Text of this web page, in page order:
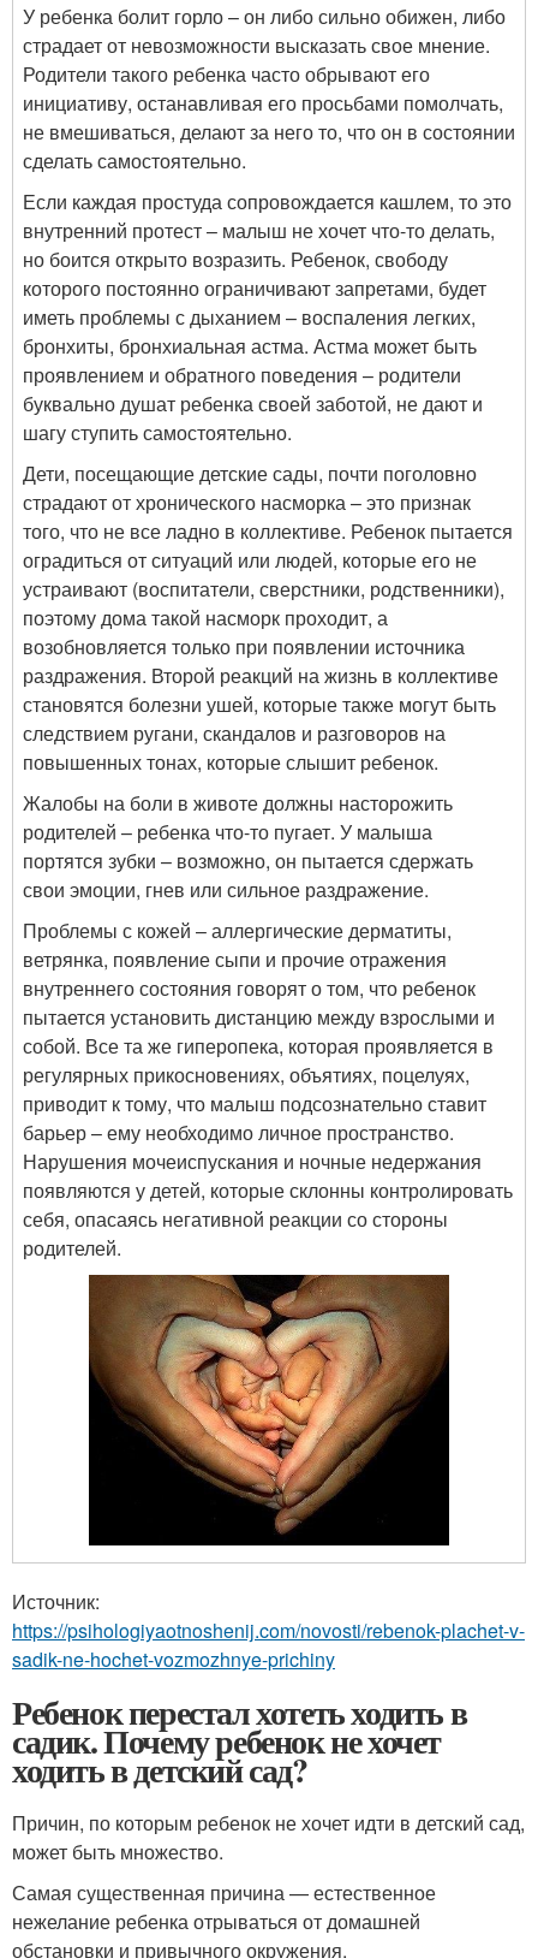
У ребенка болит горло – он либо сильно обижен, либо
страдает от невозможности высказать свое мнение.
Родители такого ребенка часто обрывают его
инициативу, останавливая его просьбами помолчать,
не вмешиваться, делают за него то, что он в состоянии
сделать самостоятельно.
Если каждая простуда сопровождается кашлем, то это
внутренний протест – малыш не хочет что-то делать,
но боится открыто возразить. Ребенок, свободу
которого постоянно ограничивают запретами, будет
иметь проблемы с дыханием – воспаления легких,
бронхиты, бронхиальная астма. Астма может быть
проявлением и обратного поведения – родители
буквально душат ребенка своей заботой, не дают и
шагу ступить самостоятельно.
Дети, посещающие детские сады, почти поголовно
страдают от хронического насморка – это признак
того, что не все ладно в коллективе. Ребенок пытается
оградиться от ситуаций или людей, которые его не
устраивают (воспитатели, сверстники, родственники),
поэтому дома такой насморк проходит, а
возобновляется только при появлении источника
раздражения. Второй реакций на жизнь в коллективе
становятся болезни ушей, которые также могут быть
следствием ругани, скандалов и разговоров на
повышенных тонах, которые слышит ребенок.
Жалобы на боли в животе должны насторожить
родителей – ребенка что-то пугает. У малыша
портятся зубки – возможно, он пытается сдержать
свои эмоции, гнев или сильное раздражение.
Проблемы с кожей – аллергические дерматиты,
ветрянка, появление сыпи и прочие отражения
внутреннего состояния говорят о том, что ребенок
пытается установить дистанцию между взрослыми и
собой. Все та же гиперопека, которая проявляется в
регулярных прикосновениях, объятиях, поцелуях,
приводит к тому, что малыш подсознательно ставит
барьер – ему необходимо личное пространство.
Нарушения мочеиспускания и ночные недержания
появляются у детей, которые склонны контролировать
себя, опасаясь негативной реакции со стороны
родителей.
Источник:
https://psihologiyaotnoshenij.com/novosti/rebenok-plachet-v-
sadik-ne-hochet-vozmozhnye-prichiny
Ребенок перестал хотеть ходить в
садик. Почему ребенок не хочет
ходить в детский сад?
Причин, по которым ребенок не хочет идти в детский сад,
может быть множество.
Самая существенная причина — естественное
нежелание ребенка отрываться от домашней
обстановки и привычного окружения.